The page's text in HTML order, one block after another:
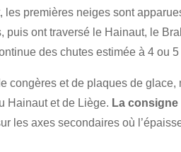
premières neiges sont
puis ont traversé le Hainaut, le
des chutes estimée à 4 ou
congères et de plaques de glace,
Hainaut et de Liège. La consigne
les axes secondaires où